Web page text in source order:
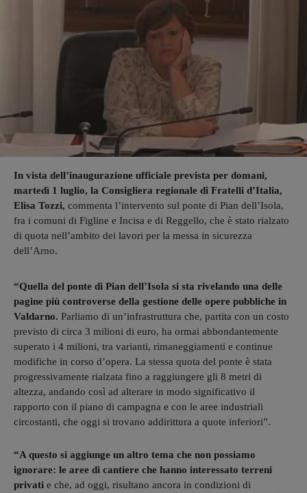
In vista dell’inaugurazione ufficiale prevista per domani,
martedì 1 luglio, la Consigliera regionale di Fratelli d’Italia,
Elisa Tozzi, commenta l’intervento sul ponte di Pian dell’Isola,
fra i comuni di Figline e Incisa e di Reggello, che è stato rialzato
di quota nell’ambito dei lavori per la messa in sicurezza
dell’Arno.
“Quella del ponte di Pian dell’Isola si sta rivelando una delle
pagine più controverse della gestione delle opere pubbliche in
Valdarno. Parliamo di un’infrastruttura che, partita con un costo
previsto di circa 3 milioni di euro, ha ormai abbondantemente
superato i 4 milioni, tra varianti, rimaneggiamenti e continue
modifiche in corso d’opera. La stessa quota del ponte è stata
progressivamente rialzata fino a raggiungere gli 8 metri di
altezza, andando così ad alterare in modo significativo il
rapporto con il piano di campagna e con le aree industriali
circostanti, che oggi si trovano addirittura a quote inferiori”.
“A questo si aggiunge un altro tema che non possiamo
ignorare: le aree di cantiere che hanno interessato terreni
privati e che, ad oggi, risultano ancora in condizioni di